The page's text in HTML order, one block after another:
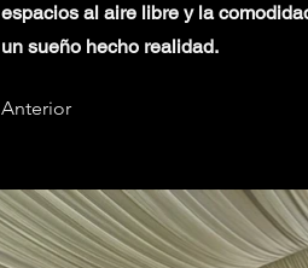
espacios al aire libre y la
un sueño hecho realidad.
Anterior